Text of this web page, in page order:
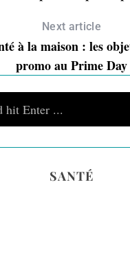
Next article
à la maison : les
promo au Prime Day
SANTÉ